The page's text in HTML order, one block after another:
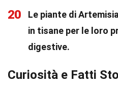
20
Le piante di
in tisane per le loro
digestive.
Curiosità e Fatti